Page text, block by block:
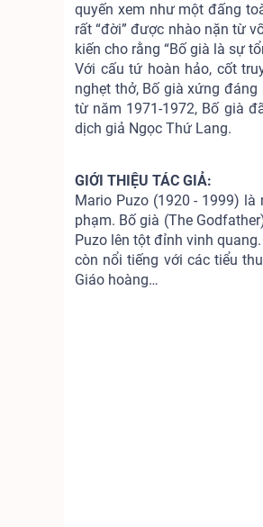
quyến xem như một đấng
rất “đời” được nhào nặn từ
kiến cho rằng “Bố già là sự
Với cấu tứ hoàn hảo, cốt
nghẹt thở, Bố già xứng
từ năm 1971-1972, Bố già
dịch giả Ngọc Thứ Lang.
GIỚI THIỆU TÁC GIẢ:
Mario Puzo (1920 - 1999)
phạm. Bố già (The
Puzo lên tột đỉnh vinh
còn nổi tiếng với các tiểu
Giáo hoàng…